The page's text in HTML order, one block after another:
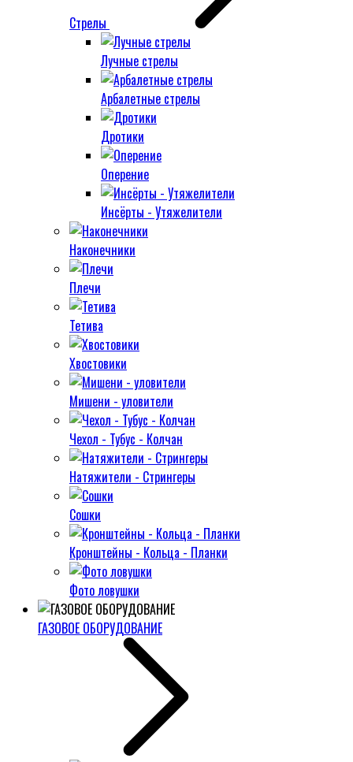
Стрелы
Лучные стрелы
Арбалетные стрелы
Дротики
Оперение
Инсёрты - Утяжелители
Наконечники
Плечи
Тетива
Хвостовики
Мишени - уловители
Чехол - Тубус - Колчан
Натяжители - Стрингеры
Сошки
Кронштейны - Кольца - Планки
Фото ловушки
ГАЗОВОЕ ОБОРУДОВАНИЕ